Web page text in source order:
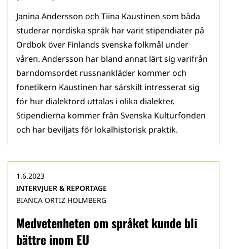
Janina Andersson och Tiina Kaustinen som båda
studerar nordiska språk har varit stipendiater på
Ordbok över Finlands svenska folkmål under
våren. Andersson har bland annat lärt sig varifrån
barndomsordet russnankläder kommer och
fonetikern Kaustinen har särskilt intresserat sig
för hur dialektord uttalas i olika dialekter.
Stipendierna kommer från Svenska Kulturfonden
och har beviljats för lokalhistorisk praktik.
Medvetenheten om språket kunde bli
bättre inom EU
1.6.2023
INTERVJUER & REPORTAGE
BIANCA ORTIZ HOLMBERG